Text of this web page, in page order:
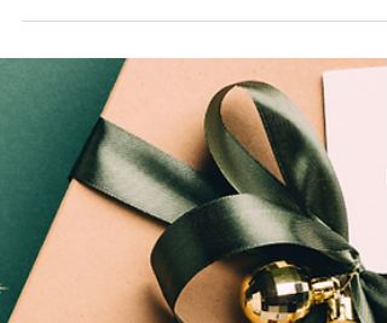
massagens surgem como solução ideal para
eliminar toxinas acumuladas, aliviar tensões
musculares, reduzir stress e restaurar energia
vital. Diferentes modalidades – desde
relaxamento profundo a drenagem linfática –
atendem necessidades específicas deste
Estudos comprovam que as massagens
cortisol, melhoram o sono e fortalecem o sistem